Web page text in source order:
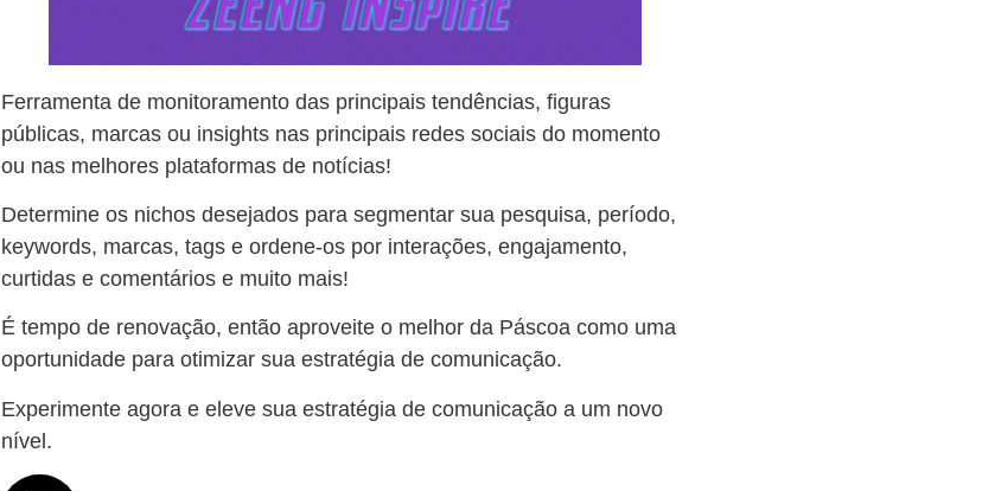
Ferramenta de monitoramento das principais tendências, figuras
públicas, marcas ou insights nas principais redes sociais do momento
ou nas melhores plataformas de notícias!
Determine os nichos desejados para segmentar sua pesquisa, período,
keywords, marcas, tags e ordene-os por interações, engajamento,
curtidas e comentários e muito mais!
É tempo de renovação, então aproveite o melhor da Páscoa como uma
oportunidade para otimizar sua estratégia de comunicação.
Experimente agora e eleve sua estratégia de comunicação a um novo
nível.